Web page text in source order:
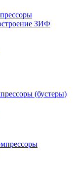
ЗИФ
(бустеры)